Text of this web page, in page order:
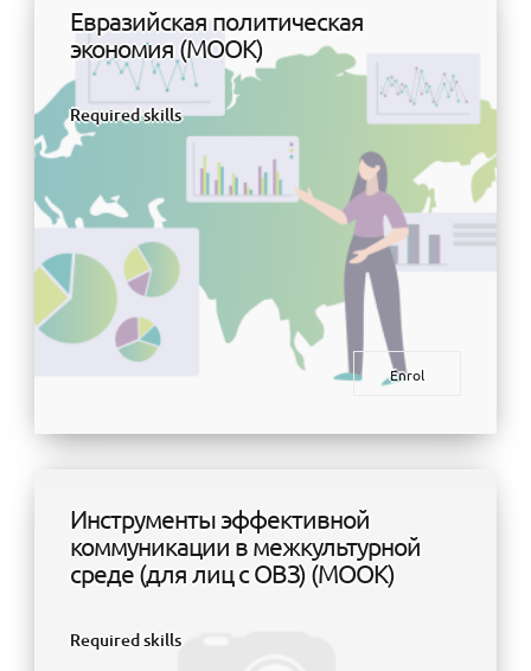
Евразийская политическая
экономия (МООК)
Required skills
Enrol
Инструменты эффективной
коммуникации в межкультурной
среде (для лиц с ОВЗ) (МООК)
Required skills